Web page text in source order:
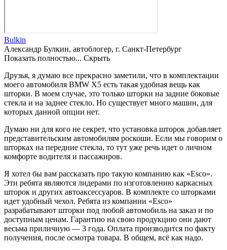
Bulkin
Александр Булкин, автоблогер, г. Санкт-Петербург
Показать полностью... Скрыть
Друзья, я думаю все прекрасно заметили, что в комплектации
моего автомобиля BMW X5 есть такая удобная вещь как
шторки. В моем случае, это только шторки на задние боковые
стекла и на заднее стекло. Но существует много машин, для
которых данной опции нет.
Думаю ни для кого не секрет, что установка шторок добавляет
представительским автомобилям роскоши. Если мы говорим о
шторках на передние стекла, то тут уже речь идет о личном
комфорте водителя и пассажиров.
Я хотел бы вам рассказать про такую компанию как «Esco».
Эти ребята являются лидерами по изготовлению каркасных
шторок и других автоаксессуаров. В комплекте со шторками
идет удобный чехол. Ребята из компании «Esco»
разрабатывают шторки под любой автомобиль на заказ и по
доступным ценам. Гарантию на свою продукцию они дают
весьма приличную — 3 года. Оплата производится по факту
получения, после осмотра товара. В общем, всё как надо.